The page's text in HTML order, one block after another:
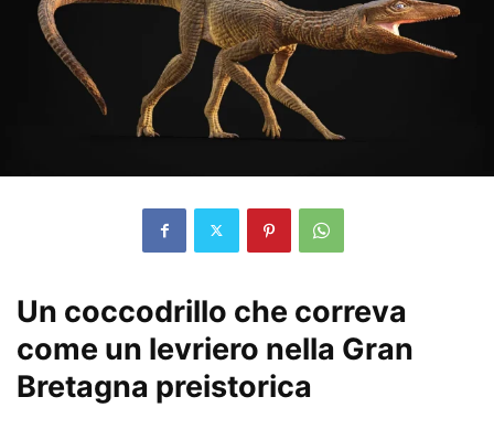
Un coccodrillo che correva
come un levriero nella Gran
Bretagna preistorica